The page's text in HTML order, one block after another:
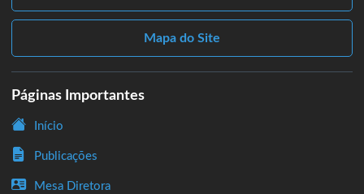
Mapa do Site
Páginas Importantes
Início
Publicações
Mesa Diretora